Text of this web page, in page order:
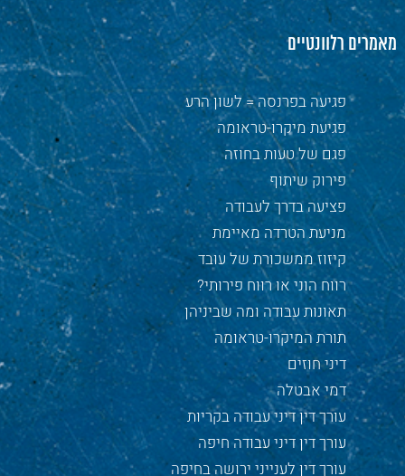
מאמרים רלוונטיים
פגיעה בפרנסה = לשון הרע
פגיעת מיקרו-טראומה
פגם של טעות בחוזה
פירוק שיתוף
פציעה בדרך לעבודה
מניעת הטרדה מאיימת
קיזוז ממשכורת של עובד
רווח הוני או רווח פירותי?
תאונות עבודה ומה שביניהן
תורת המיקרו-טראומה
דיני חוזים
דמי אבטלה
עורך דין דיני עבודה בקריות
עורך דין דיני עבודה חיפה
עורך דין לענייני ירושה בחיפה